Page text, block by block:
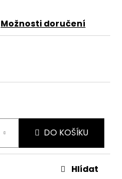
Možnosti doručení
DO KOŠÍKU
Hlídat